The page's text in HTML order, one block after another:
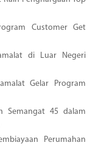
Customer Get
di Luar Negeri
Gelar Program
Semangat 45 dalam
Perumahan